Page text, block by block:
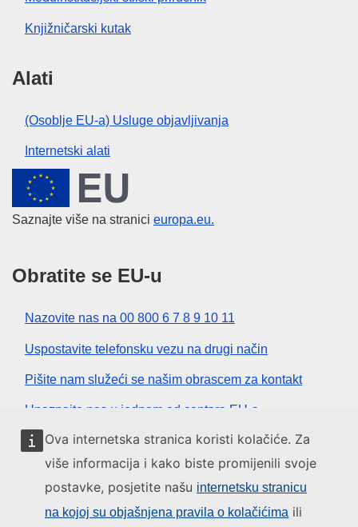
Ova internetska stranica koristi kolačiće. Za
više informacija i kako biste promijenili svoje
postavke, posjetite našu internetsku stranicu
na kojoj su objašnjena pravila o kolačićima ili
Knjižničarski kutak
Alati
(Osoblje EU-a) Usluge objavljivanja
Internetski alati
Europska unija
Saznajte više na stranici europa.eu.
Obratite se EU-u
Nazovite nas na 00 800 6 7 8 9 10 11
Uspostavite telefonsku vezu na drugi način
Pišite nam služeći se našim obrascem za kontakt
Upoznajte nas u jednom od centara EU-a
Društvene mreže